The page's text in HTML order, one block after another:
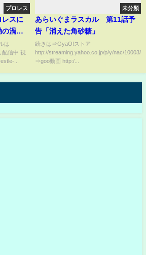
プロレス
レスに
の渦！
リー
は
逃し
は
配信中 視
...
未分類
あらいぐまラスカル 第11話予
告「消えた角砂糖」
続きは⇒GyaO!ストア
http://streaming.yahoo.co.jp/p/y/nac/10003/
⇒goo動画 http:/...